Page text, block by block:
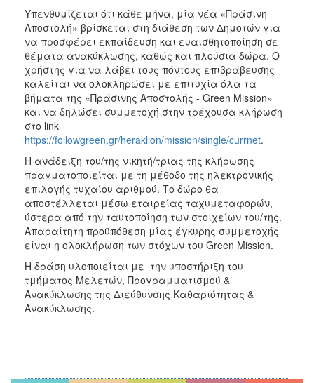
Υπενθυμίζεται ότι κάθε μήνα, μία νέα «Πράσινη
Αποστολή» βρίσκεται στη διάθεση των Δημοτών για
να προσφέρει εκπαίδευση και ευαισθητοποίηση σε
θέματα ανακύκλωσης, καθώς και πλούσια δώρα. Ο
χρήστης για να λάβει τους πόντους επιβράβευσης
καλείται να ολοκληρώσει με επιτυχία όλα τα
βήματα της «Πράσινης Αποστολής - Green Mission»
και να δηλώσει συμμετοχή στην τρέχουσα κλήρωση
στο link
https://followgreen.gr/heraklion/mission/single/currnet.
Η ανάδειξη του/της νικητή/τριας της κλήρωσης
πραγματοποιείται με τη μέθοδο της ηλεκτρονικής
επιλογής τυχαίου αριθμού. Το δώρο θα
αποστέλλεται μέσω εταιρείας ταχυμεταφορών,
ύστερα από την ταυτοποίηση των στοιχείων του/της.
Απαραίτητη προϋπόθεση μίας έγκυρης συμμετοχής
είναι η ολοκλήρωση των στόχων του Green Mission.
Η δράση υλοποιείται με την υποστήριξη του
τμήματος Μελετών, Προγραμματισμού &
Ανακύκλωσης της Διεύθυνσης Καθαριότητας &
Ανακύκλωσης.